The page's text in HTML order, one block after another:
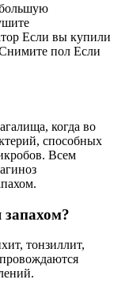
большую
Если вы купили
пол Если
когда во
способных
Всем
тонзиллит,